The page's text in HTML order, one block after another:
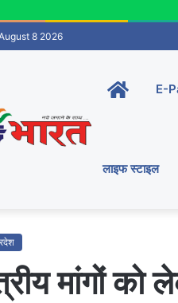
8 2026
Home-
main
E-
लाइफ स्टाइल
मांगों को